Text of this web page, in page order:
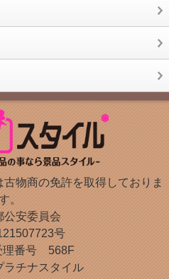
物商の免許を取得しておりま
。
安委員会
号
理番号 568F
チナスタイル